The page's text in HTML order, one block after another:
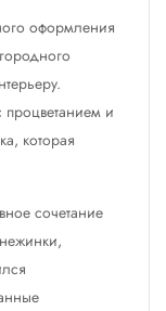
оформления
процветанием и
которая
сочетание